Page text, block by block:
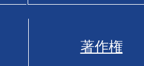
著作権